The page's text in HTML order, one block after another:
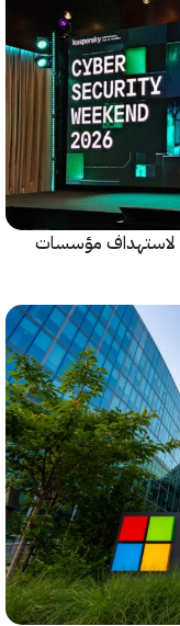
مؤسسات